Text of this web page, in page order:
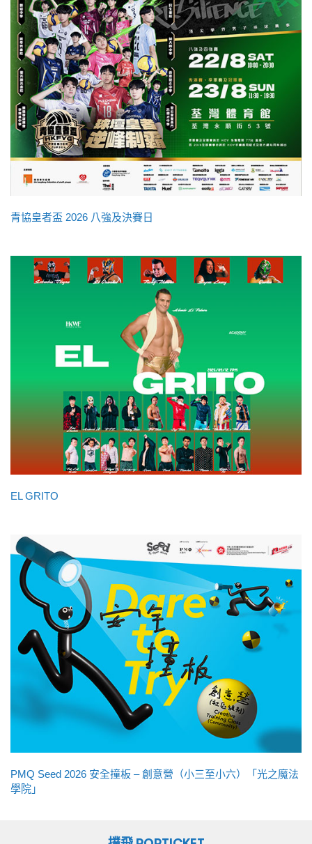
青協皇者盃 2026 八強及決賽日
EL GRITO
PMQ Seed 2026 安全撞板 – 創意營（小三至小六）「光之魔法
學院」